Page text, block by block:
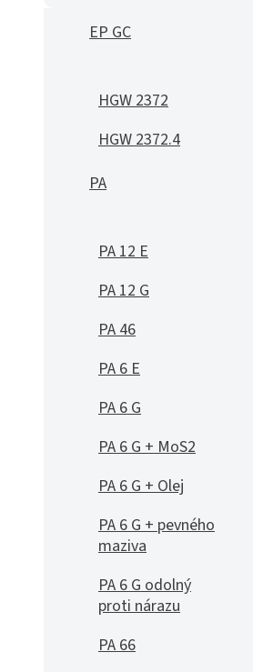
EP GC
HGW 2372
HGW 2372.4
PA
PA 12 E
PA 12 G
PA 46
PA 6 E
PA 6 G
PA 6 G + MoS2
PA 6 G + Olej
PA 6 G + pevného
maziva
PA 6 G odolný
proti nárazu
PA 66